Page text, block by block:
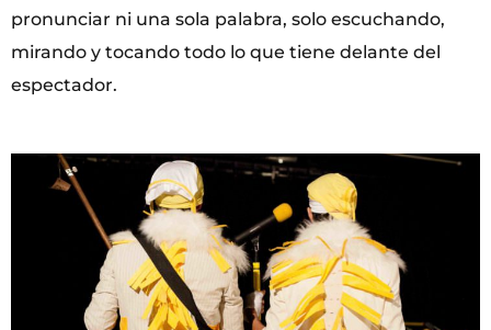
pronunciar ni una sola palabra, solo escuchando,
mirando y tocando todo lo que tiene delante del
espectador.